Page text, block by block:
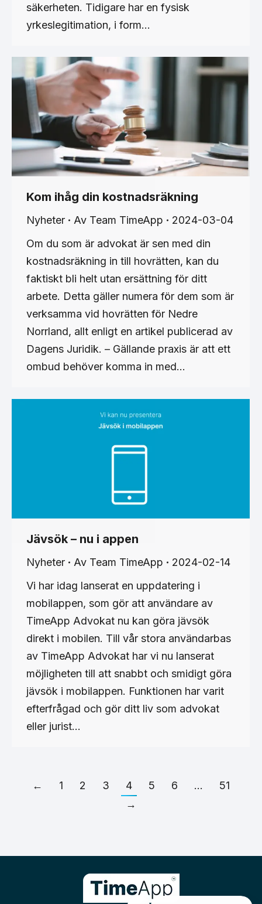
säkerheten. Tidigare har en fysisk
yrkeslegitimation, i form…
Kom ihåg din kostnadsräkning
Nyheter Av Team TimeApp
2024-03-04
Om du som är advokat är sen med din
kostnadsräkning in till hovrätten, kan du
faktiskt bli helt utan ersättning för ditt
arbete. Detta gäller numera för dem som är
verksamma vid hovrätten för Nedre
Norrland, allt enligt en artikel publicerad av
Dagens Juridik. – Gällande praxis är att ett
ombud behöver komma in med…
Jävsök – nu i appen
Nyheter Av Team TimeApp
2024-02-14
Vi har idag lanserat en uppdatering i
mobilappen, som gör att användare av
TimeApp Advokat nu kan göra jävsök
direkt i mobilen. Till vår stora användarbas
av TimeApp Advokat har vi nu lanserat
möjligheten till att snabbt och smidigt göra
jävsök i mobilappen. Funktionen har varit
efterfrågad och gör ditt liv som advokat
eller jurist…
← 1 2 3 4 5 6 …
51
→